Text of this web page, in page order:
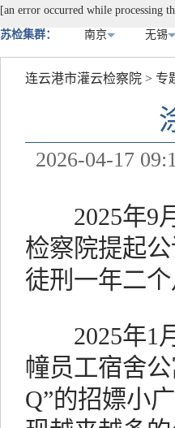
[an error occurred while processing
苏检集群：
南京 无锡
连云港市灌云检察院 > 专
2026-04-17
2025年9月
检察院提起
徒刑一年二
2025年1月
幢员工宿舍
Q”的招嫖小